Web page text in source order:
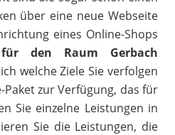
über eine neue Webseite
eines Online-Shops
für den Raum Gerbach
welche Ziele Sie verfolgen
Paket zur Verfügung, das für
Sie einzelne Leistungen in
Sie die Leistungen, die